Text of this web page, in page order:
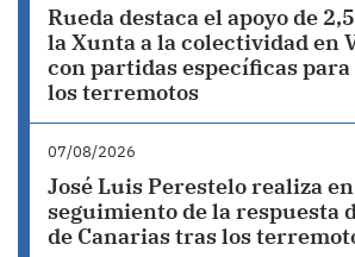
Rueda destaca el apoyo de
la Xunta a la colectividad en
con partidas específicas
los terremotos
07/08/2026
José Luis Perestelo realiza
seguimiento de la respuesta
de Canarias tras los